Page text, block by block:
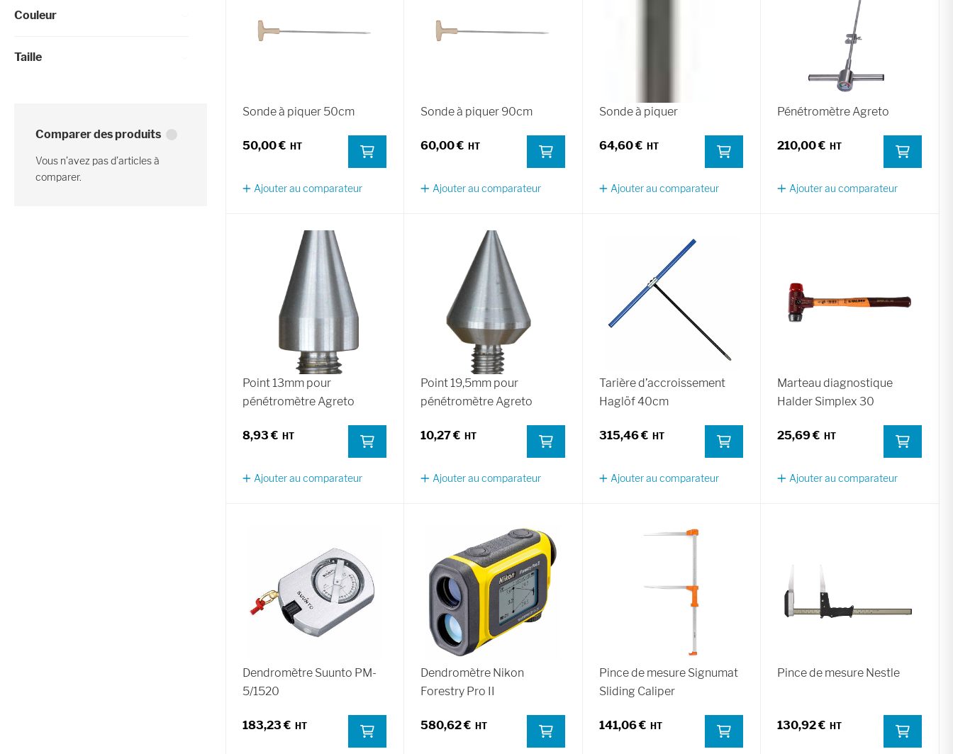
Sonde à piquer 50cm
50,00 €
Ajouter au comparateur
Sonde à piquer 90cm
60,00 €
Ajouter au comparateur
Sonde à piquer
64,60 €
Ajouter au comparateur
Pénétromètre Agreto
210,00 €
Ajouter au comparateur
Point 13mm pour
pénétromètre Agreto
8,93 €
Ajouter au comparateur
Point 19,5mm pour
pénétromètre Agreto
10,27 €
Ajouter au comparateur
Tarière d’accroissement
Haglöf 40cm
315,46 €
Ajouter au comparateur
Marteau diagnostique
Halder Simplex 30
25,69 €
Ajouter au comparateur
Dendromètre Suunto PM-
5/1520
183,23 €
Dendromètre Nikon
Forestry Pro II
580,62 €
Pince de mesure Signumat
Sliding Caliper
141,06 €
Pince de mesure Nestle
130,92 €
Couleur
Taille
Comparer des produits
Vous n’avez pas d’articles à
comparer.